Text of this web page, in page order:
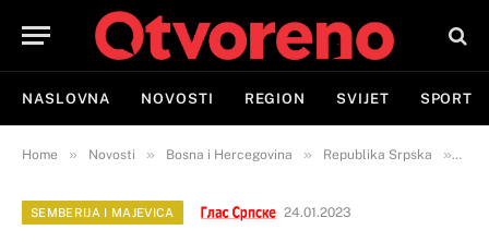
NASLOVNA NOVOSTI REGION SVIJET SPORT
Home » Novosti » Bosna i Hercegovina » Republika Srpska »
SEMBERIJA I MAJEVICA 24.01.2023